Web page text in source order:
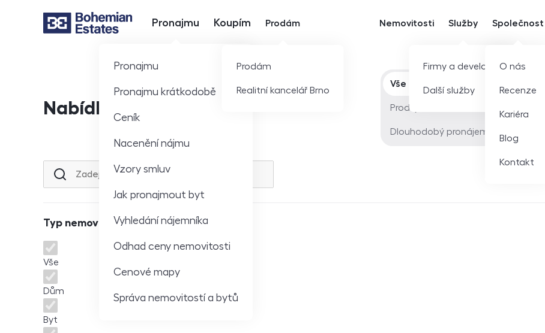
Hlavní nabídka
Pronajmu
Pronajmu
Pronajmu krátkodobě
Ceník
Nacenění nájmu
Vzory smluv
Jak pronajmout byt
Vyhledání nájemníka
Odhad ceny nemovitosti
Cenové mapy
Správa nemovitostí a bytů
Koupím Prodám
Prodám
Realitní kancelář Brno
Nemovitosti Služby
Firmy a developeři
Další služby
Společnost
O nás
Recenze
Kariéra
Blog
Kontakt
Nabídka nemovitostí
Typ nabídky
Vše
Prodej
Dlouhodobý pronájem
Lokalita nebo ulice
Typ nemovitosti
Typ nemovitosti
Vše
Dům
Byt